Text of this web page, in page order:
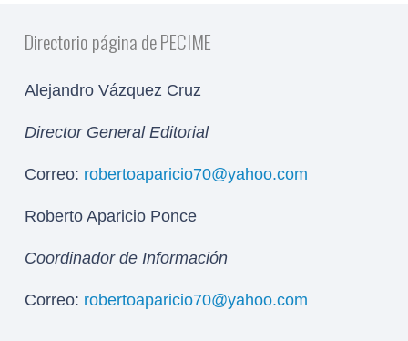
Directorio página de PECIME
Alejandro Vázquez Cruz
Director General Editorial
Correo: robertoaparicio70@yahoo.com
Roberto Aparicio Ponce
Coordinador de Información
Correo: robertoaparicio70@yahoo.com